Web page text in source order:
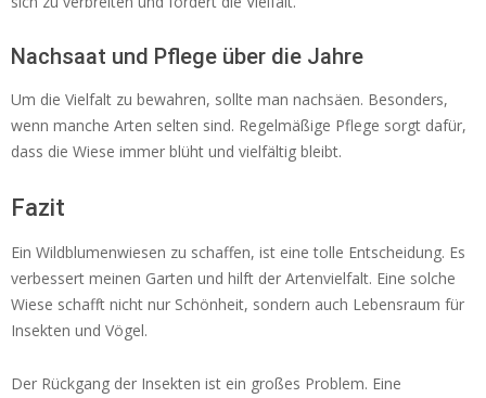
Nachsaat und Pflege über die Jahre
Um die Vielfalt zu bewahren, sollte man nachsäen. Besonders,
wenn manche Arten selten sind. Regelmäßige Pflege sorgt dafür,
dass die Wiese immer blüht und vielfältig bleibt.
Fazit
Ein Wildblumenwiesen zu schaffen, ist eine tolle Entscheidung. Es
verbessert meinen Garten und hilft der Artenvielfalt. Eine solche
Wiese schafft nicht nur Schönheit, sondern auch Lebensraum für
Insekten und Vögel.
Der Rückgang der Insekten ist ein großes Problem. Eine